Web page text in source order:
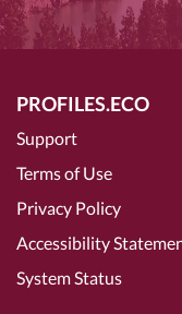
PROFILES.ECO
Support
Terms of Use
Privacy Policy
Accessibility
System Status